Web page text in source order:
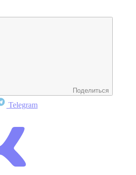
Поделиться
Telegram